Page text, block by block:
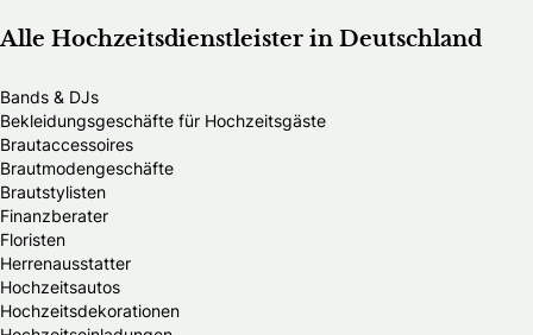
Alle Hochzeitsdienstleister in Deutschland
Bands & DJs
Bekleidungsgeschäfte für Hochzeitsgäste
Brautaccessoires
Brautmodengeschäfte
Brautstylisten
Finanzberater
Floristen
Herrenausstatter
Hochzeitsautos
Hochzeitsdekorationen